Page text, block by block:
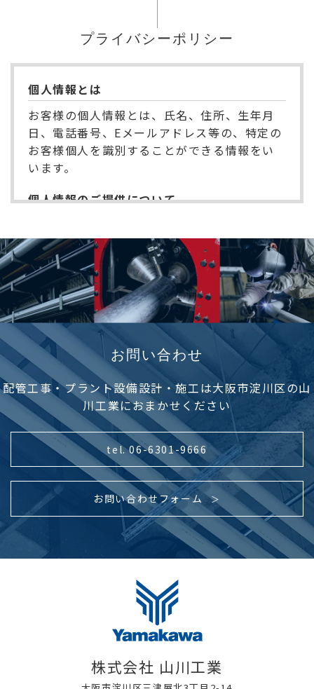
プライバシーポリシー
個人情報とは
お客様の個人情報とは、氏名、住所、生年月
日、電話番号、Eメールアドレス等の、特定の
お客様個人を識別することができる情報をい
います。
個人情報のご提供について
ェブサイト上のほとんどのサービスをご利用
になることができます。また、個人情報を当社
に提供することを希望されない場合、お客様
はご自身の判断により、個人情報のご提供を
拒否されること もできます。但し、特定のサ
ービスにつきましては、お客様からの個人情
報をご提供していただけない場合、ご利用で
きない場合がありますのでご了承ください。
当社は、お客様から個人情報をご提供いただ
く際には、あらかじめその目的を明示させて
いただき、その目的の達成に必要な範囲内で
個人情報をご提供いただきます。
個人情報の利用について
お客様からご提供いただきました個人情報
は、あらかじめお客様に明示した目的および
お客様との連絡手段以外には利用いたしませ
ん。お客様から個人情報をご提供いただく際
に当社が明示した目的の範囲を越えてお客様
の個人情報を利用する必要が生じた場合は、
事前にお客様にその目的をご連絡いたします。
新たな目的にご同意いただけない場合には、
お客様ご自身の判断により、かかる目的への
個人情報の利用目的について
お問い合わせ
配管工事・プラント設備設計・施工は大阪市淀川区の山
川工業におまかせください
tel. 06-6301-9666
お問い合わせフォーム
株式会社 山川工業